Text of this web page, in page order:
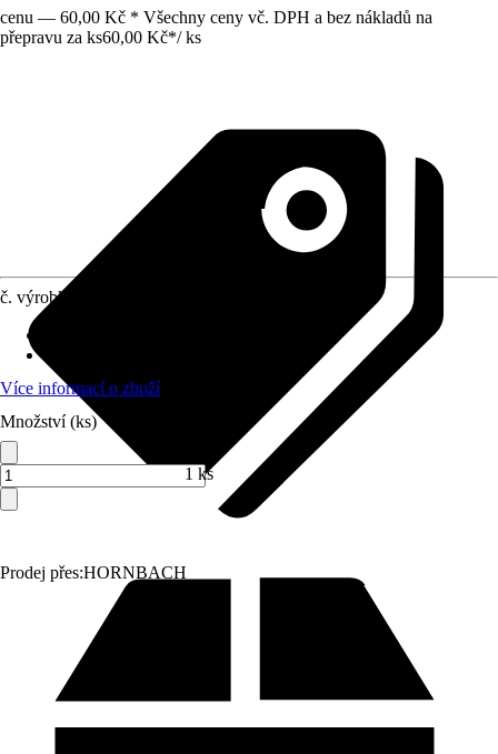
cenu — 60,00 Kč * Všechny ceny vč. DPH a bez nákladů na
přepravu za ks60,00 Kč*/ ks
Prodej přes:HORNBACH
č. výrobku
Více informací o zboží
Množství (ks)
1 ks